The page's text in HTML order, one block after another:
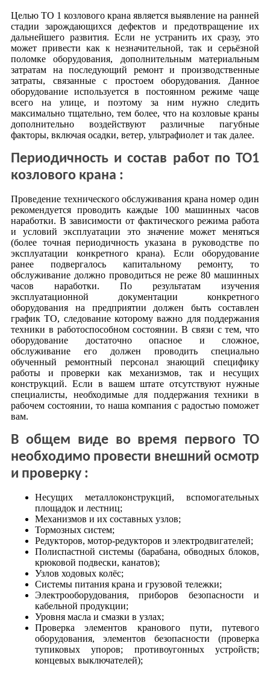
Целью ТО 1 козлового крана является выявление на ранней
стадии зарождающихся дефектов и предотвращение их
дальнейшего развития. Если не устранить их сразу, это
может привести как к незначительной, так и серьёзной
поломке оборудования, дополнительным материальным
затратам на последующий ремонт и производственные
затраты, связанные с простоем оборудования. Данное
оборудование используется в постоянном режиме чаще
всего на улице, и поэтому за ним нужно следить
максимально тщательно, тем более, что на козловые краны
дополнительно воздействуют различные пагубные
факторы, включая осадки, ветер, ультрафиолет и так далее.
Периодичность и состав работ по ТО1
козлового крана :
Проведение технического обслуживания крана номер один
рекомендуется проводить каждые 100 машинных часов
наработки. В зависимости от фактического режима работа
и условий эксплуатации это значение может меняться
(более точная периодичность указана в руководстве по
эксплуатации конкретного крана). Если оборудование
ранее подвергалось капитальному ремонту, то
обслуживание должно проводиться не реже 80 машинных
часов наработки. По результатам изучения
эксплуатационной документации конкретного
оборудования на предприятии должен быть составлен
график ТО, следование которому важно для поддержания
техники в работоспособном состоянии. В связи с тем, что
оборудование достаточно опасное и сложное,
обслуживание его должен проводить специально
обученный ремонтный персонал знающий специфику
работы и проверки как механизмов, так и несущих
конструкций. Если в вашем штате отсутствуют нужные
специалисты, необходимые для поддержания техники в
рабочем состоянии, то наша компания с радостью поможет
вам.
В общем виде во время первого ТО
необходимо провести внешний осмотр
и проверку :
Несущих металлоконструкций, вспомогательных
площадок и лестниц;
Механизмов и их составных узлов;
Тормозных систем;
Редукторов, мотор-редукторов и электродвигателей;
Полиспастной системы (барабана, обводных блоков,
крюковой подвески, канатов);
Узлов ходовых колёс;
Системы питания крана и грузовой тележки;
Электрооборудования, приборов безопасности и
кабельной продукции;
Уровня масла и смазки в узлах;
Проверка элементов кранового пути, путевого
оборудования, элементов безопасности (проверка
тупиковых упоров; противоугонных устройств;
концевых выключателей);